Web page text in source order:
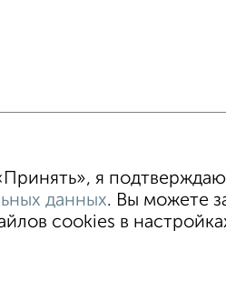
97 © 2015–2026 Сайт-
я
данных. Вы можете
cookies в